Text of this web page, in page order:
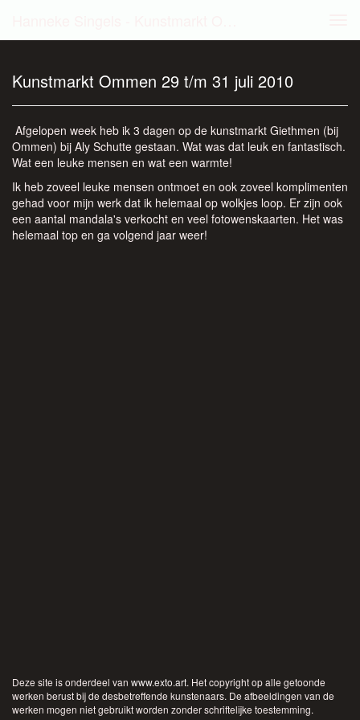
Kunstmarkt Ommen 29 t/m 31 juli 2010
Afgelopen week heb ik 3 dagen op de kunstmarkt Giethmen (bij
Ommen) bij Aly Schutte gestaan. Wat was dat leuk en fantastisch.
Wat een leuke mensen en wat een warmte!
Ik heb zoveel leuke mensen ontmoet en ook zoveel komplimenten
gehad voor mijn werk dat ik helemaal op wolkjes loop. Er zijn ook
een aantal mandala's verkocht en veel fotowenskaarten. Het was
helemaal top en ga volgend jaar weer!
Deze site is onderdeel van www.exto.art. Het copyright op alle getoonde
werken berust bij de desbetreffende kunstenaars. De afbeeldingen van de
werken mogen niet gebruikt worden zonder schriftelijke toestemming.